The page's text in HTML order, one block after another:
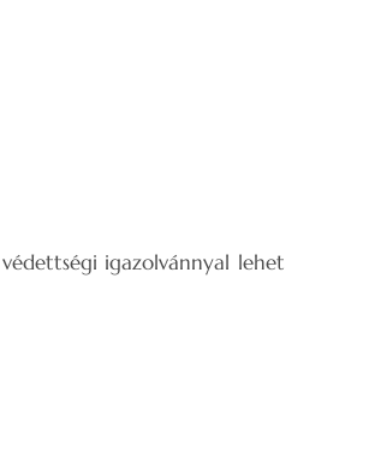
igazolvánnyal lehet